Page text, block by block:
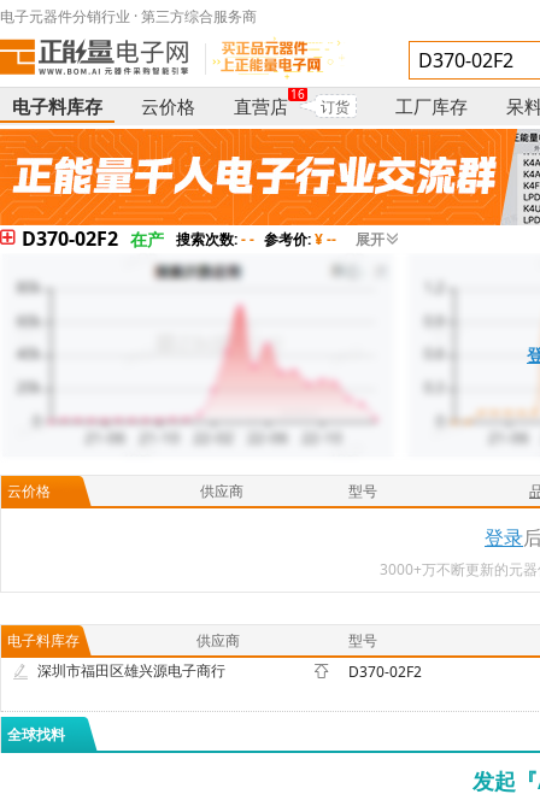
电子元器件分销行业 · 第三方综合服务商
电子料库存 云价格 直营店
16
订货 工厂库存 呆
D370-02F2 在产 搜索次数:- - 参考价:¥ -- 展开
云价格 供应商 型号
登录
3000+万不断更新的元
电子料库存 供应商
型号
深圳市福田区雄兴源电子商行
D370-02F2
全球找料
发起